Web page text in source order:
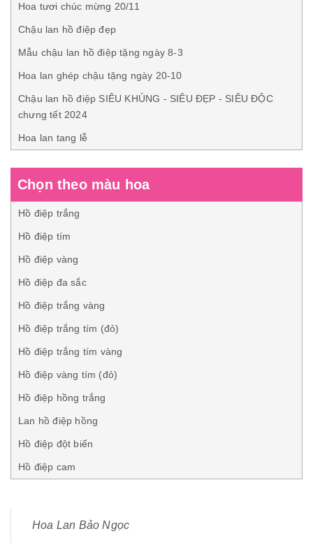
Hoa tươi chúc mừng 20/11
Chậu lan hồ điệp đẹp
Mẫu chậu lan hồ điệp tặng ngày 8-3
Hoa lan ghép chậu tặng ngày 20-10
Chậu lan hồ điệp SIÊU KHỦNG - SIÊU ĐẸP - SIÊU ĐỘC
chưng tết 2024
Hoa lan tang lễ
Chọn theo màu hoa
Hồ điệp trắng
Hồ điệp tím
Hồ điệp vàng
Hồ điệp đa sắc
Hồ điệp trắng vàng
Hồ điệp trắng tím (đỏ)
Hồ điệp trắng tím vàng
Hồ điệp vàng tím (đỏ)
Hồ điệp hồng trắng
Lan hồ điệp hồng
Hồ điệp đột biến
Hồ điệp cam
Hoa Lan Bảo Ngọc